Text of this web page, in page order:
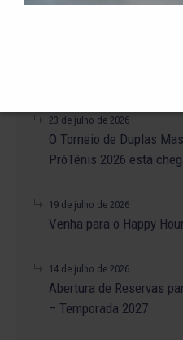
23 de julho de 2026
O Torneio de Duplas
PróTênis 2026 está
19 de julho de 2026
Venha para o Happy
14 de julho de 2026
Abertura de Reservas
– Temporada 2027